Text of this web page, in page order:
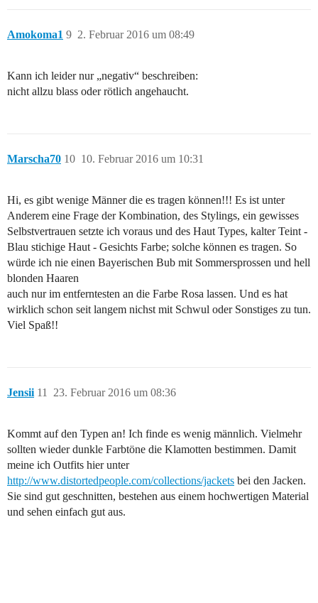
Amokoma1 2. Februar 2016 um 08:49
9
Kann ich leider nur „negativ“ beschreiben:
nicht allzu blass oder rötlich angehaucht.
Marscha70 10. Februar 2016 um 10:31
10
Hi, es gibt wenige Männer die es tragen können!!! Es ist unter
Anderem eine Frage der Kombination, des Stylings, ein gewisses
Selbstvertrauen setzte ich voraus und des Haut Types, kalter Teint -
Blau stichige Haut - Gesichts Farbe; solche können es tragen. So
würde ich nie einen Bayerischen Bub mit Sommersprossen und hell
blonden Haaren
auch nur im entferntesten an die Farbe Rosa lassen. Und es hat
wirklich schon seit langem nichst mit Schwul oder Sonstiges zu tun.
Viel Spaß!!
Jensii 23. Februar 2016 um 08:36
11
Kommt auf den Typen an! Ich finde es wenig männlich. Vielmehr
sollten wieder dunkle Farbtöne die Klamotten bestimmen. Damit
meine ich Outfits hier unter
http://www.distortedpeople.com/collections/jackets bei den Jacken.
Sie sind gut geschnitten, bestehen aus einem hochwertigen Material
und sehen einfach gut aus.